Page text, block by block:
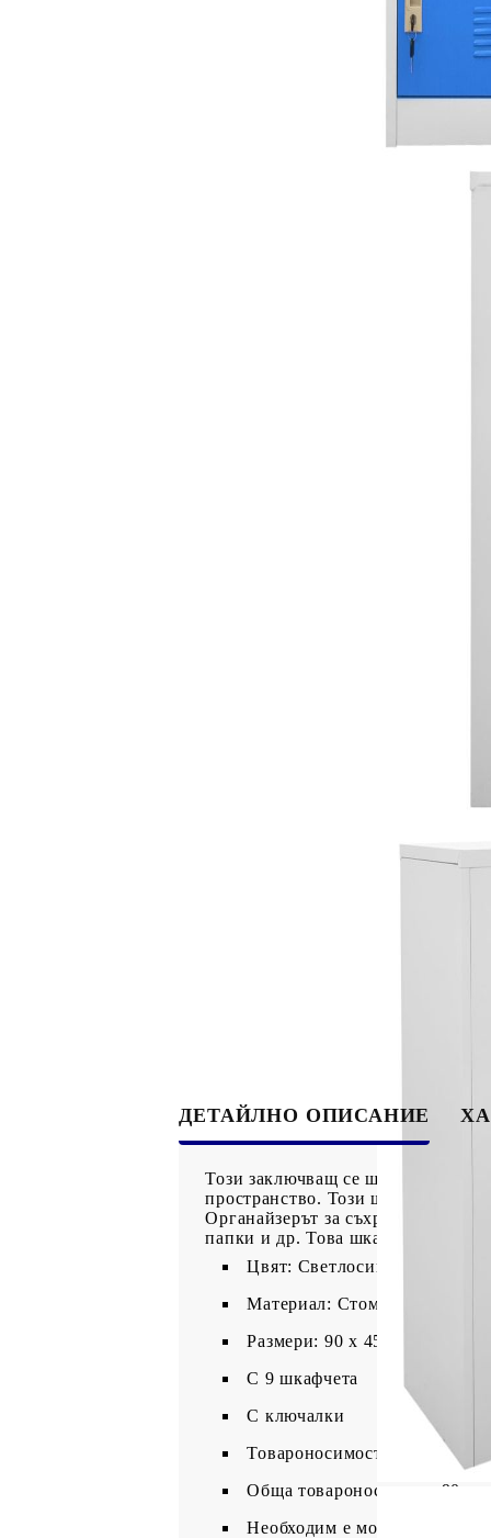
ДЕТАЙЛНО ОПИСАНИЕ
Този заключващ се шкаф има
пространство. Този шкаф за
Органайзерът за съхранение има
папки и др. Това шкафче е
Цвят: Светлосиво и синьо
Материал: Стомана
Размери: 90 x 45 x 92,5 cм
С 9 шкафчета
С ключалки
Товароносимост на рафт: 10
Обща товароносимост: 90 кг
Необходим е монтаж